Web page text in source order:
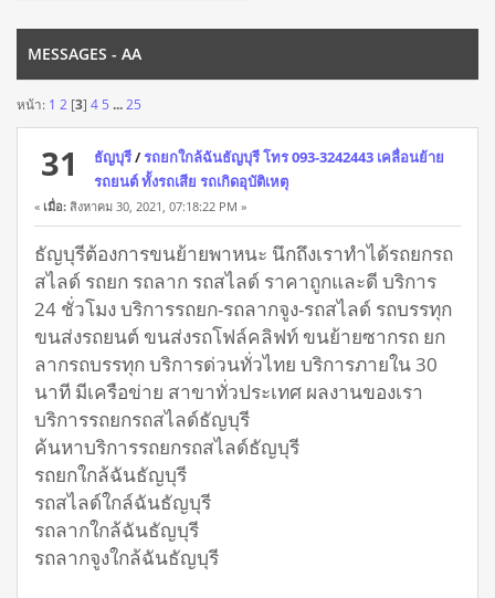
MESSAGES - AA
หน้า: 1 2 [3] 4 5 ...25
31 ธัญบุรี/รถยกใกล้ฉันธัญบุรี โทร 093-3242443 เคลื่อนย้าย
รถยนต์ ทั้งรถเสีย รถเกิดอุบัติเหตุ
« เมื่อ: สิงหาคม 30, 2021, 07:18:22 PM »
ธัญบุรีต้องการขนย้ายพาหนะ นึกถึงเราทำได้รถยกรถ
สไลด์ รถยก รถลาก รถสไลด์ ราคาถูกและดี บริการ
24 ชั่วโมง บริการรถยก-รถลากจูง-รถสไลด์ รถบรรทุก
ขนส่งรถยนต์ ขนส่งรถโฟล์คลิฟท์ ขนย้ายซากรถ ยก
ลากรถบรรทุก บริการด่วนทั่วไทย บริการภายใน 30
นาที มีเครือข่าย สาขาทั่วประเทศ ผลงานของเรา
บริการรถยกรถสไลด์ธัญบุรี
ค้นหาบริการรถยกรถสไลด์ธัญบุรี
รถยกใกล้ฉันธัญบุรี
รถสไลด์ใกล์ฉันธัญบุรี
รถลากใกล้ฉันธัญบุรี
รถลากจูงใกล้ฉันธัญบุรี